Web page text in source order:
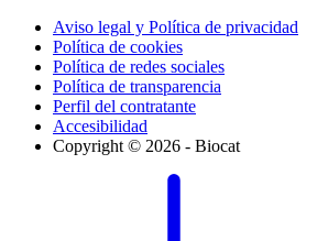
Aviso legal y Política de privacidad
Política de cookies
Política de redes sociales
Política de transparencia
Perfil del contratante
Accesibilidad
Copyright © 2026 - Biocat